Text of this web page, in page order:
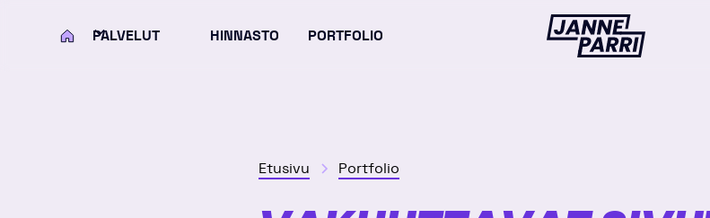
PALVELUT HINNASTO
PORTFOLIO
Etusivu Portfolio